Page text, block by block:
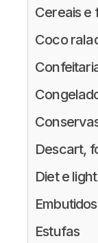
Cereais e
Coco
Descart,
Diet e light
Embutidos
Estufas